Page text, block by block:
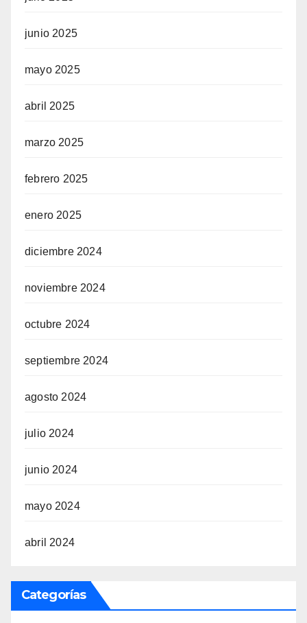
junio 2025
mayo 2025
abril 2025
marzo 2025
febrero 2025
enero 2025
diciembre 2024
noviembre 2024
octubre 2024
septiembre 2024
agosto 2024
julio 2024
junio 2024
mayo 2024
abril 2024
Categorías